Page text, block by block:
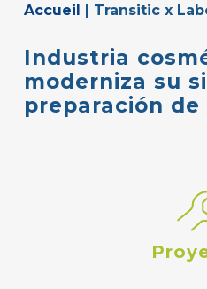
Accueil Transitic x
Industria
moderniza su
preparación de